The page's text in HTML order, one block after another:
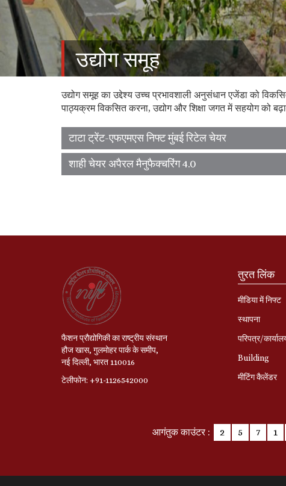
उद्योग समूह
उद्योग समूह का उद्देश्य उच्च प्रभावशाली अनुसंधान एजेंडा को
पाठ्यक्रम विकसित करना, उद्योग और शिक्षा जगत में सहयोग को
टाटा ट्रेंट-एफएमएस निफ्ट मुंबई रिटेल चेयर
शाही चेयर अपैरल मैनुफैक्चरिंग 4.0
फैशन प्रौद्योगिकी का राष्ट्रीय संस्थान
हौज खास, गुलमोहर पार्क के समीप,
नई दिल्ली, भारत 110016
टेलीफोन: +91-1126542000
तुरत लिंक
मीडिया में निफ्ट
स्‍थापना
परिपत्र/
Building
मीटिंग कैलेंडर
आगंतुक काउंटर : 2 5 7 1